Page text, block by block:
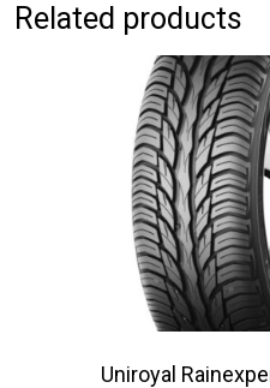
Related products
Uniroyal